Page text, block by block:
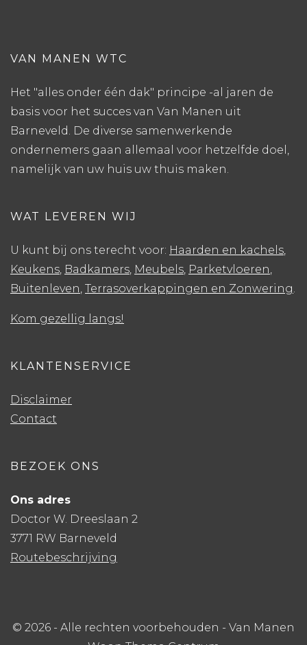
VAN MANEN WTC
Het "alles onder één dak" principe -al jaren de
basis voor het succes van Van Manen uit
Barneveld. De diverse samenwerkende
ondernemers gaan allemaal voor hetzelfde doel,
namelijk van uw huis uw thuis maken.
WAT LEVEREN WIJ
U kunt bij ons terecht voor: Haarden en kachels,
Keukens, Badkamers, Meubels, Parketvloeren,
Buitenleven, Terrasoverkappingen en Zonwering.
Kom gezellig langs!
KLANTENSERVICE
Disclaimer
Contact
BEZOEK ONS
Ons adres
Doctor W. Dreeslaan 2
3771 RW Barneveld
Routebeschrijving
© 2026 - Alle rechten voorbehouden - Van Manen